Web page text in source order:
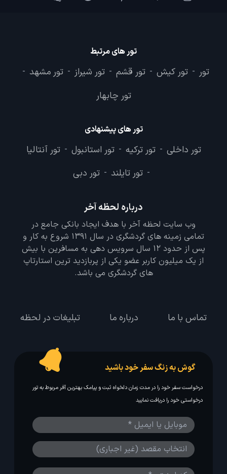
تور های مرتبط
تور - تور کیش - تور قشم - تور شیراز - تور مشهد -
تور چابهار
تور های پیشنهادی
تور داخلی - تور ترکیه - تور استانبول - تور آنتالیا
- تور تایلند - تور دبی
درباره لحظه آخر
وب سایت لحظه آخر با هدف ایجاد بانکی جامع در
تمامی زمینه های گردشگری در سال 1391 شروع به کار و
پس از حدود 12 سال سرویس دهی به مسافرین با بیش
از یک میلیون کاربر عضو یکی از پربازدید ترین استارتاپ
های گردشگری می باشد.
تماس با ما درباره ما تبلیغات در لحظه
گوش به زنگ سفر خود باشید
درخواست سفر خود را در مدت زمان دلخواه ثبت و پیامک بهترین آفر مربوط به تور
درخواستی خود را دریافت نمایید